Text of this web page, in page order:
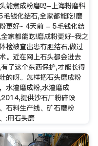
能煮成粉磨吗-上海粉磨科
毛钱化结石,全家都能吃!磨
更好~ 4天前 - 5毛钱化结
家都能吃!磨成粉更好~我之
检被查出患有胆结石,做过
。近在网上石头都会进去
了这个东西保护,才能长得
的呀。怎样把石头磨成粉
水渣磨成粉,水渣磨成
提供沙石厂粉碎设
石料生产线、矿石磨粉
:用石头磨